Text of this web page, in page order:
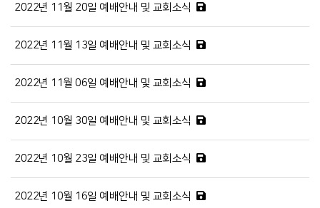
2022년 11월 20일 예배안내 및 교회소식
2022년 11월 13일 예배안내 및 교회소식
2022년 11월 06일 예배안내 및 교회소식
2022년 10월 30일 예배안내 및 교회소식
2022년 10월 23일 예배안내 및 교회소식
2022년 10월 16일 예배안내 및 교회소식